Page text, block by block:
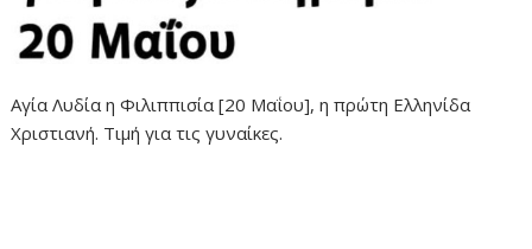
Αγία Λυδία η Φιλιππισία [20 Μαΐου], η πρώτη Ελληνίδα
Χριστιανή. Τιμή για τις γυναίκες.